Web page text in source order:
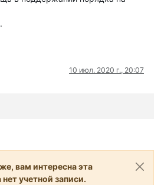
10 июл. 2020 г., 20:07
вам интересна эта
учетной записи.